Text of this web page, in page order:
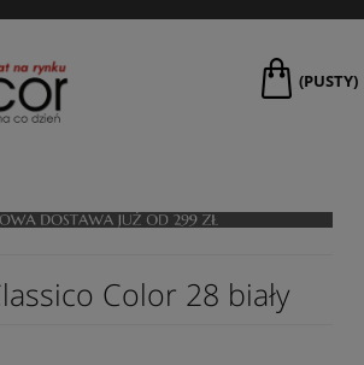
(PUSTY)
Color 28 biały